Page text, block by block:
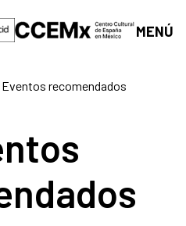
MENÚ
Eventos recomendados